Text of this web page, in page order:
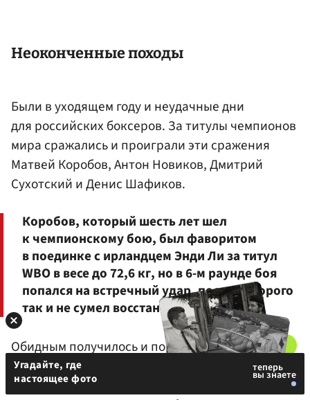
Неоконченные походы
Были в уходящем году и неудачные дни
для российских боксеров. За титулы чемпионов
мира сражались и проиграли эти сражения
Матвей Коробов, Антон Новиков, Дмитрий
Сухотский и Денис Шафиков.
Коробов, который шесть лет шел
к чемпионскому бою, был фаворитом
в поединке с ирландцем Энди Ли за титул
WBO в весе до 72,6 кг, но в 6-м раунде боя
попался на встречный удар, после которого
так и не сумел восстановиться.
Обидным получилось и поражениеШафикова,
пытавшегося завоевать пояс IBF в категории
до 61,2 кг. Его соперник мексиканец
Угадайте, где
настоящее фото